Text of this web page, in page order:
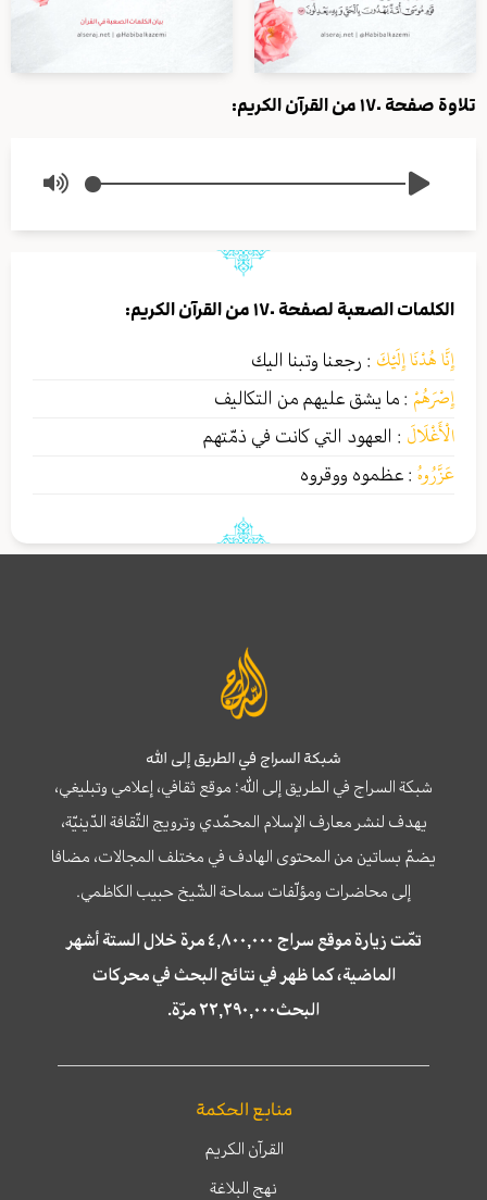
تلاوة صفحة ١٧٠ من القرآن الكريم:
الكلمات الصعبة لصفحة ١٧٠ من القرآن الكريم:
إِنَّا هُدْنَا إِلَيْكَ : رجعنا وتبنا اليك
إِصْرَهُمْ : ما يشق عليهم من التكاليف
الْأَغْلَالَ : العهود التي كانت في ذمّتهم
عَزَّرُوهُ : عظموه ووقروه
شبكة السراج في الطريق إلى الله
شبكة السراج في الطريق إلى الله؛ موقع ثقافي، إعلامي وتبليغي،
يهدف لنشر معارف الإسلام المحمّدي وترويج الثّقافة الدّينيّة،
يضمّ بساتين من المحتوى الهادف في مختلف المجالات، مضافا
إلى محاضرات ومؤلّفات سماحة الشّيخ حبيب الكاظمي.
تمّت زيارة موقع سراج ٤,٨٠٠,٠٠٠ مرة خلال الستة أشهر
الماضية، كما ظهر في نتائج البحث في محركات
البحث٢٢,٢٩٠,٠٠٠ مرّة.
منابع الحكمة
القرآن الكريم
نهج البلاغة